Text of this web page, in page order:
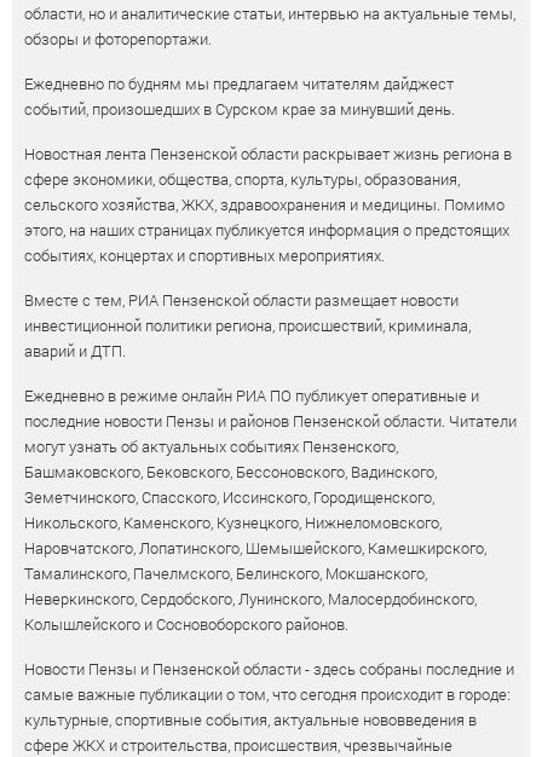
области, но и аналитические статьи, интервью на актуальные темы,
обзоры и фоторепортажи.
Ежедневно по будням мы предлагаем читателям дайджест
событий, произошедших в Сурском крае за минувший день.
Новостная лента Пензенской области раскрывает жизнь региона в
сфере экономики, общества, спорта, культуры, образования,
сельского хозяйства, ЖКХ, здравоохранения и медицины. Помимо
этого, на наших страницах публикуется информация о предстоящих
событиях, концертах и спортивных мероприятиях.
Вместе с тем, РИА Пензенской области размещает новости
инвестиционной политики региона, происшествий, криминала,
аварий и ДТП.
Ежедневно в режиме онлайн РИА ПО публикует оперативные и
последние новости Пензы и районов Пензенской области. Читатели
могут узнать об актуальных событиях Пензенского,
Башмаковского, Бековского, Бессоновского, Вадинского,
Земетчинского, Спасского, Иссинского, Городищенского,
Никольского, Каменского, Кузнецкого, Нижнеломовского,
Наровчатского, Лопатинского, Шемышейского, Камешкирского,
Тамалинского, Пачелмского, Белинского, Мокшанского,
Неверкинского, Сердобского, Лунинского, Малосердобинского,
Колышлейского и Сосновоборского районов.
Новости Пензы и Пензенской области - здесь собраны последние и
самые важные публикации о том, что сегодня происходит в городе:
культурные, спортивные события, актуальные нововведения в
сфере ЖКХ и строительства, происшествия, чрезвычайные